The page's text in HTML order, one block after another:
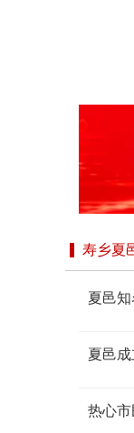
寿乡夏
夏邑
夏邑
热心